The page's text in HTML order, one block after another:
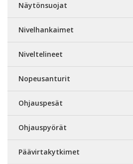
Näytönsuojat
Nivelhankaimet
Niveltelineet
Nopeusanturit
Ohjauspesät
Ohjauspyörät
Päävirtakytkimet